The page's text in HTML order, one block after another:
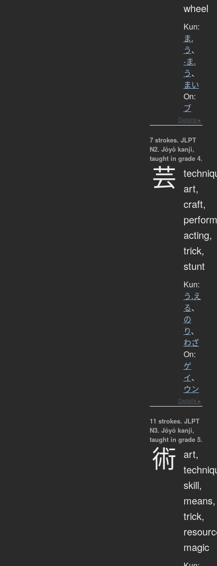
wheel
Kun:
ま.
う、
-ま.
う、
まい
On:
ブ
Details ▸
7 strokes. JLPT
N2. Jōyō kanji,
taught in grade 4.
芸
art,
craft,
acting,
trick,
stunt
Kun:
う.え
る、
の
り、
わざ
On:
ゲ
イ、
ウン
Details ▸
11 strokes. JLPT
N3. Jōyō kanji,
taught in grade 5.
術
art,
skill,
means,
trick,
magic